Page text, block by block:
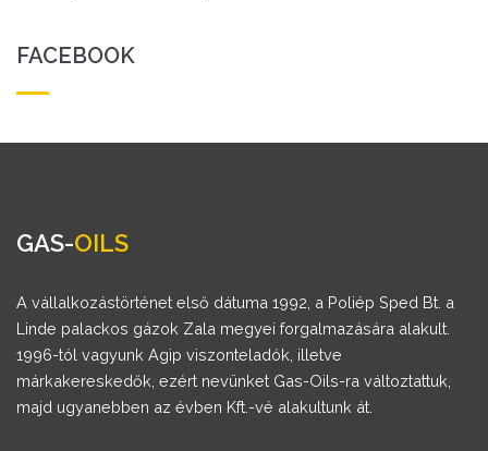
FACEBOOK
GAS-OILS
A vállalkozástörténet első dátuma 1992, a Poliép Sped Bt. a
Linde palackos gázok Zala megyei forgalmazására alakult.
1996-tól vagyunk Agip viszonteladók, illetve
márkakereskedők, ezért nevünket Gas-Oils-ra változtattuk,
majd ugyanebben az évben Kft.-vé alakultunk át.